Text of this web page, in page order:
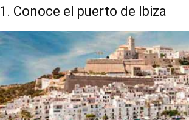
1. Conoce el puerto de Ibiza